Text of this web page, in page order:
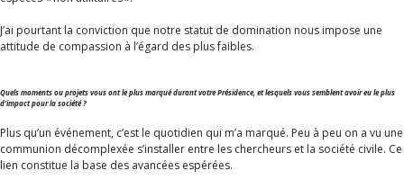
J’ai pourtant la conviction que notre statut de domination nous impose une
attitude de compassion à l’égard des plus faibles.
Quels moments ou projets vous ont le plus marqué durant votre Présidence, et lesquels vous semblent avoir eu le plus
d’impact pour la société ?
Plus qu’un événement, c’est le quotidien qui m’a marqué. Peu à peu on a vu une
communion décomplexée s’installer entre les chercheurs et la société civile. Ce
lien constitue la base des avancées espérées.